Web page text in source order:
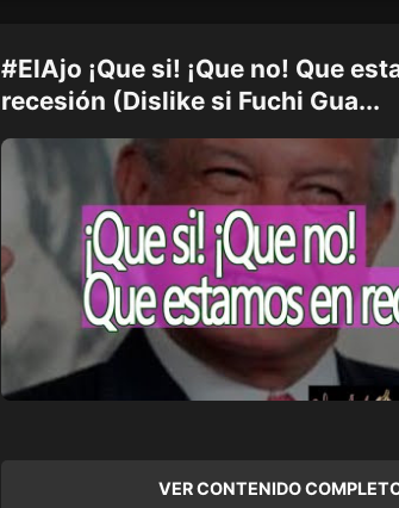
#ElAjo ¡Que si! ¡Que no! Que
recesión (Dislike si Fuchi Gua...
VER CONTENIDO